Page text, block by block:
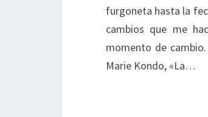
furgoneta hasta la
cambios que me
momento de
Marie Kondo, «La…